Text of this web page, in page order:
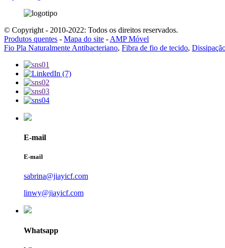
© Copyright - 2010-2022: Todos os direitos reservados.
Produtos quentes - Mapa do site - AMP Móvel
Fio Pla Naturalmente Antibacteriano, Fibra de fio de tecido,
E-mail
E-mail
sabrina@jiayicf.com
linwy@jiayicf.com
Whatsapp